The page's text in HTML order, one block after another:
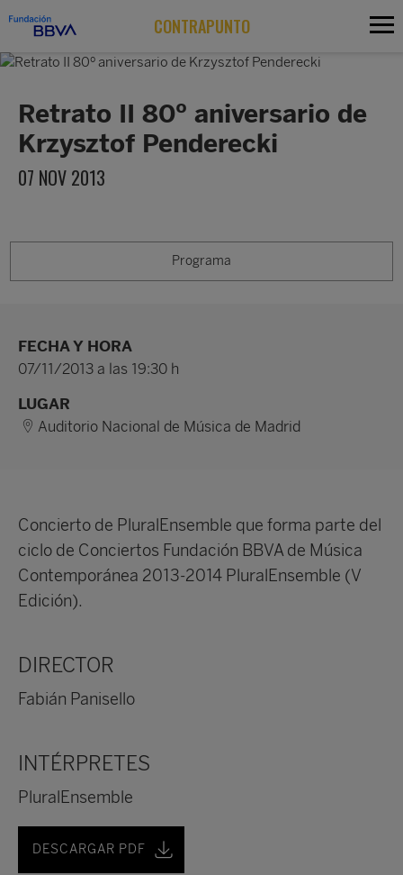
CONTRAPUNTO
Retrato II 80º aniversario de
Krzysztof Penderecki
07 NOV 2013
Programa
FECHA Y HORA
07/11/2013 a las 19:30 h
LUGAR
Auditorio Nacional de Música de Madrid
Concierto de PluralEnsemble que forma parte del
ciclo de Conciertos Fundación BBVA de Música
Contemporánea 2013-2014 PluralEnsemble (V
Edición).
DIRECTOR
Fabián Panisello
INTÉRPRETES
PluralEnsemble
DESCARGAR PDF